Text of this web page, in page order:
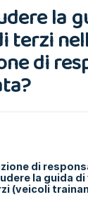
la
terzi
di
di
la guida
(veicoli